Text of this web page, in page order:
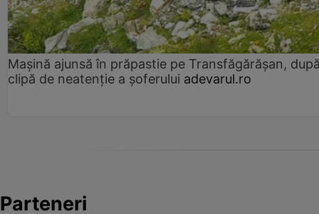
Mașină ajunsă în prăpastie pe Transfăgărășan,
clipă de neatenție a șoferului adevarul.ro
Parteneri